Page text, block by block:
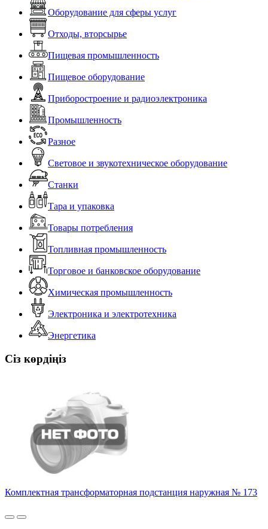
Оборудование для сферы услуг
Отходы, вторсырье
Пищевая промышленность
Пищевое оборудование
Приборостроение и радиоэлектроника
Промышленность
Разное
Световое и звукотехническое оборудование
Станки
Тара и упаковка
Товары потребления
Топливная промышленность
Торговое и банковское оборудование
Химическая промышленность
Электроника и электротехника
Энергетика
Сіз көрдіңіз
Комплектная трансформаторная подстанция наружная № 173